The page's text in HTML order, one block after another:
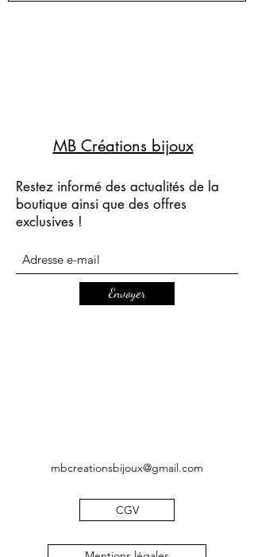
MB Créations bijoux
Restez informé des actualités de la
boutique ainsi que des offres
exclusives !
Envoyer
mbcreationsbijoux@gmail.com
CGV